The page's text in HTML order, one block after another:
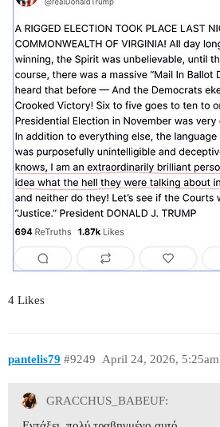
4 Likes
pantelis79 April 24, 2026, 5:25am
#9249
GRACCHUS_BABEUF: